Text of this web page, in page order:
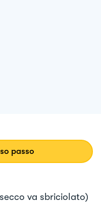
passo
va sbriciolato)